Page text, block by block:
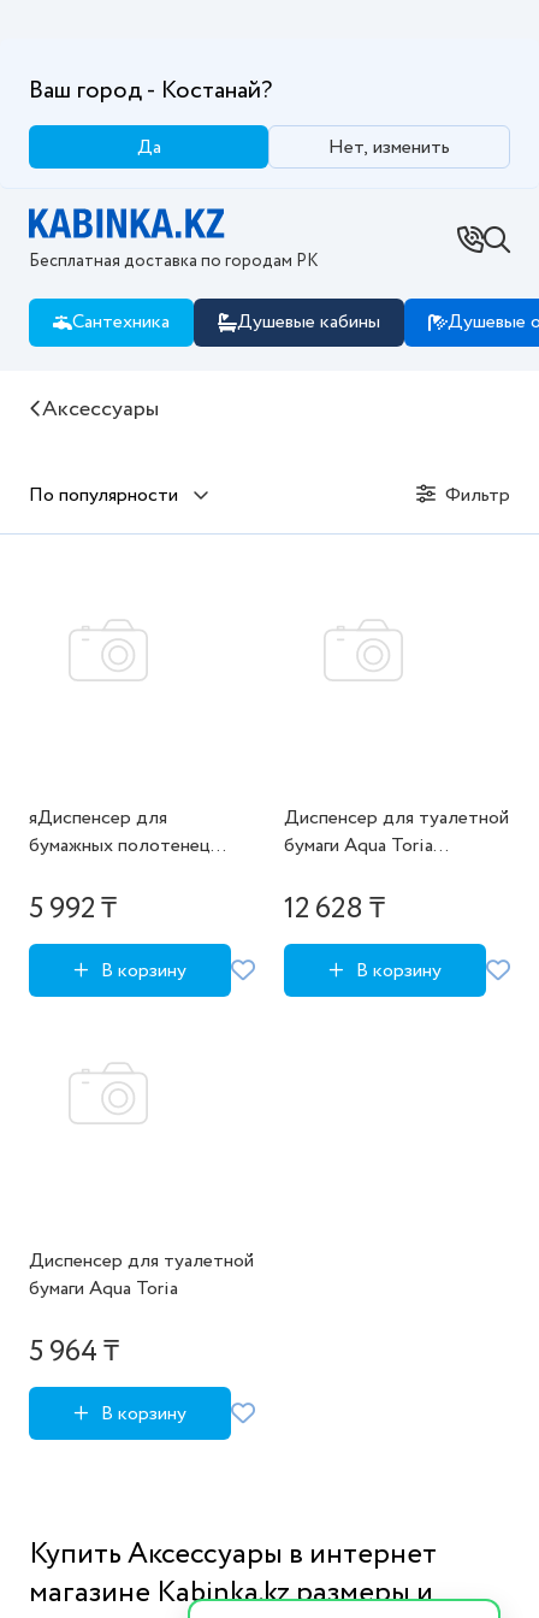
Ваш город - Костанай?
Да Нет, изменить
Бесплатная доставка по городам РК
Сантехника Душевые кабины Душевые
Купить Аксессуары в интернет магазине
Аксессуары
По популярности Фильтр
яДиспенсер для
бумажных полотенец
5 992 ₸
В корзину
Диспенсер для туалетной
бумаги Aqua Toria
ключом
12 628 ₸
В корзину
Диспенсер для туалетной
бумаги Aqua Toria
5 964 ₸
В корзину
Купить Аксессуары в интернет
магазине Kabinka.kz размеры и